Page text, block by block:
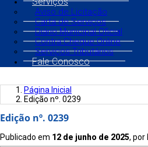
Aviso de Licitação
Carta de Serviços
Diário Municipal Oficial
Contra Cheque Online
Serviços Tributários
Fale Conosco
Página Inicial
Edição nº. 0239
Edição nº. 0239
Publicado em 12 de junho de 2025, por